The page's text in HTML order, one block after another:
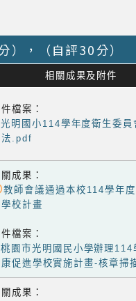
），（自評30分）
相關成果及附件
檔案：
光明國小114學年度衛生委員
法.pdf
成果：
教師會議通過本校114學年
校計畫
檔案：
桃園市光明國民小學辦理114
促進學校實施計畫-核章掃
成果：